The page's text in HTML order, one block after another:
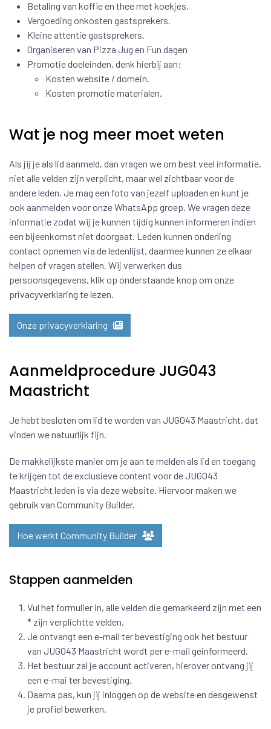
Betaling van koffie en thee met koekjes.
Vergoeding onkosten gastsprekers.
Kleine attentie gastsprekers.
Organiseren van Pizza Jug en Fun dagen
Promotie doeleinden, denk hierbij aan:
Kosten website / domein.
Kosten promotie materialen.
Wat je nog meer moet weten
Als jij je als lid aanmeld, dan vragen we om best veel informatie,
niet alle velden zijn verplicht, maar wel zichtbaar voor de
andere leden. Je mag een foto van jezelf uploaden en kunt je
ook aanmelden voor onze WhatsApp groep. We vragen deze
informatie zodat wij je kunnen tijdig kunnen informeren indien
een bijeenkomst niet doorgaat. Leden kunnen onderling
contact opnemen via de ledenlijst, daarmee kunnen ze elkaar
helpen of vragen stellen. Wij verwerken dus
persoonsgegevens, klik op onderstaande knop om onze
privacyverklaring te lezen.
Onze privacyverklaring
Aanmeldprocedure JUG043
Maastricht
Je hebt besloten om lid te worden van JUG043 Maastricht, dat
vinden we natuurlijk fijn.
De makkelijkste manier om je aan te melden als lid en toegang
te krijgen tot de exclusieve content voor de JUG043
Maastricht leden is via deze website. Hiervoor maken we
gebruik van Community Builder.
Hoe werkt Community Builder
Stappen aanmelden
Vul het formulier in, alle velden die gemarkeerd zijn met een
* zijn verplichtte velden.
Je ontvangt een e-mail ter bevestiging ook het bestuur
van JUG043 Maastricht wordt per e-mail geinformeerd.
Het bestuur zal je account activeren, hierover ontvang jij
een e-mai ter bevestiging.
Daarna pas, kun jij inloggen op de website en desgewenst
je profiel bewerken.